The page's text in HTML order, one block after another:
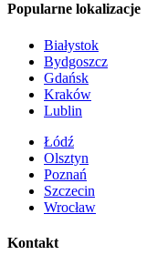
Popularne lokalizacje
Białystok
Bydgoszcz
Gdańsk
Kraków
Lublin
Łódź
Olsztyn
Poznań
Szczecin
Wrocław
Kontakt